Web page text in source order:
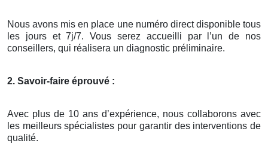
Nous avons mis en place une numéro direct disponible tous
les jours et 7j/7. Vous serez accueilli par l’un de nos
conseillers, qui réalisera un diagnostic préliminaire.
2. Savoir-faire éprouvé :
Avec plus de 10 ans d’expérience, nous collaborons avec
les meilleurs spécialistes pour garantir des interventions de
qualité.